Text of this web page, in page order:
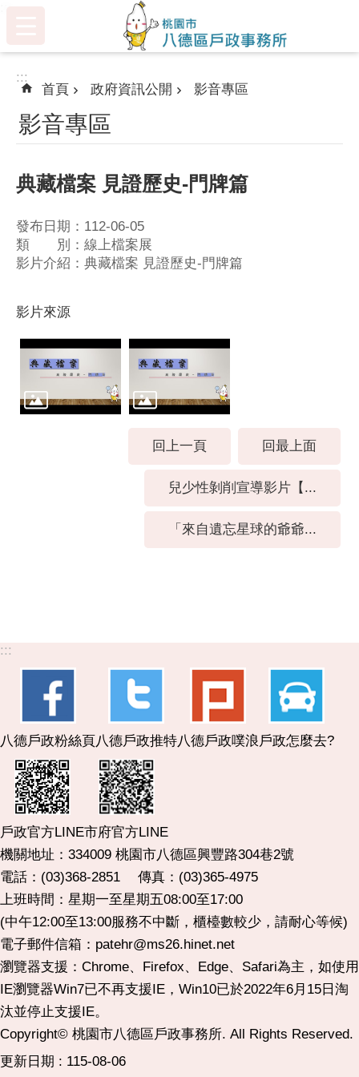
:::
首頁 政府資訊公開 影音專區
影音專區
典藏檔案 見證歷史-門牌篇
發布日期：112-06-05
類 別：線上檔案展
影片介紹：典藏檔案 見證歷史-門牌篇
影片來源
回上一頁 回最上面
兒少性剝削宣導影片【...
「來自遺忘星球的爺爺...
:::
八德戶政粉絲頁八德戶政推特八德戶政噗浪戶政怎麼去?
戶政官方LINE市府官方LINE
機關地址：334009 桃園市八德區興豐路304巷2號
電話：(03)368-2851 傳真：(03)365-4975
上班時間：星期一至星期五08:00至17:00
(中午12:00至13:00服務不中斷，櫃檯數較少，請耐心等候)
電子郵件信箱：patehr@ms26.hinet.net
瀏覽器支援：Chrome、Firefox、Edge、Safari為主，如使用
IE瀏覽器Win7已不再支援IE，Win10已於2022年6月15日淘
汰並停止支援IE。
Copyright© 桃園市八德區戶政事務所. All Rights Reserved.
更新日期
115-08-06